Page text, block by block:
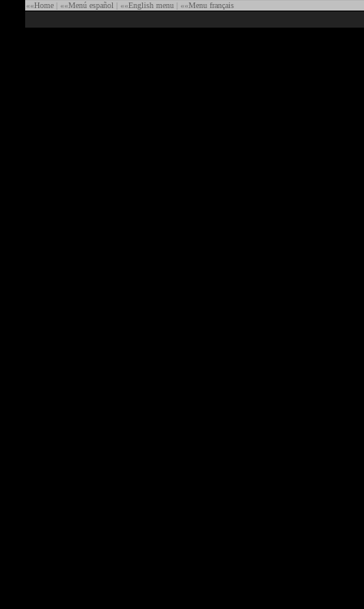
««Home ««Menú español ««English menu ««Menu français